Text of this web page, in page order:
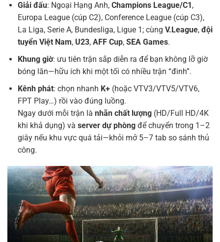
Giải đấu: Ngoại Hạng Anh, Champions League/C1 ,
Europa League (cúp C2), Conference League (cúp C3),
La Liga, Serie A, Bundesliga, Ligue 1; cùng V.League, đội
tuyển Việt Nam, U23, AFF Cup, SEA Games.
Khung giờ: ưu tiên trận sắp diễn ra để bạn không lỡ giờ
bóng lăn—hữu ích khi một tối có nhiều trận “đinh”.
Kênh phát: chọn nhanh K+(hoặc VTV3/VTV5/VTV6,
FPT Play…) rồi vào đúng luồng.
Ngay dưới mỗi trận là nhãn chất lượng(HD/Full HD/4K
khi khả dụng) và server dự phòngđể chuyển trong 1–2
giây nếu khu vực quá tải—khỏi mở 5–7 tab so sánh thủ
công.